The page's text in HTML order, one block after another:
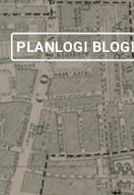
Skip
to
contentPLANLOGI BLOGI